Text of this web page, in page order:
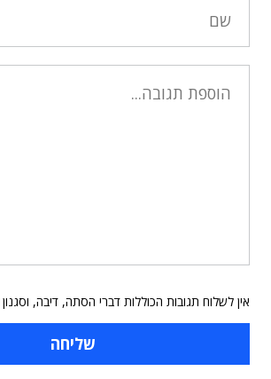
אין לשלוח תגובות הכוללות דברי הסתה, דיבה,